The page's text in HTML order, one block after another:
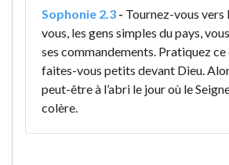
Sophonie 2.3 - Tournez-vous vers
vous, les gens simples du pays,
ses commandements. Pratiquez ce
faites-vous petits devant Dieu.
peut-être à l’abri le jour où le
colère.